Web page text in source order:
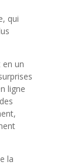
qui
en un
ligne
la